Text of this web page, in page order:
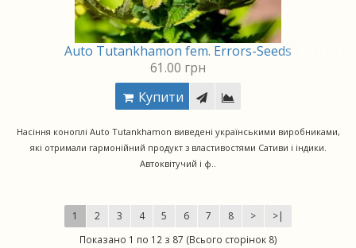
Auto Tutankhamon fem. Errors-Seeds
61.00 грн
Купити
Насіння коноплі Auto Tutankhamon виведені українськими виробниками,
які отримали гармонійний продукт з властивостями Сативи і індики.
Автоквітучий і ф..
1 2 3 4 5 6 7 8 > >|
Показано 1 по 12 з 87 (Всього сторінок 8)